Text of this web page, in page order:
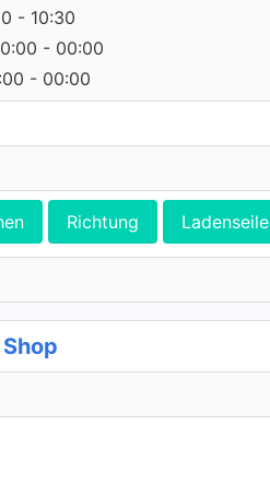
- 10:30
- 00:00
- 00:00
Richtung Ladenseile
Shop